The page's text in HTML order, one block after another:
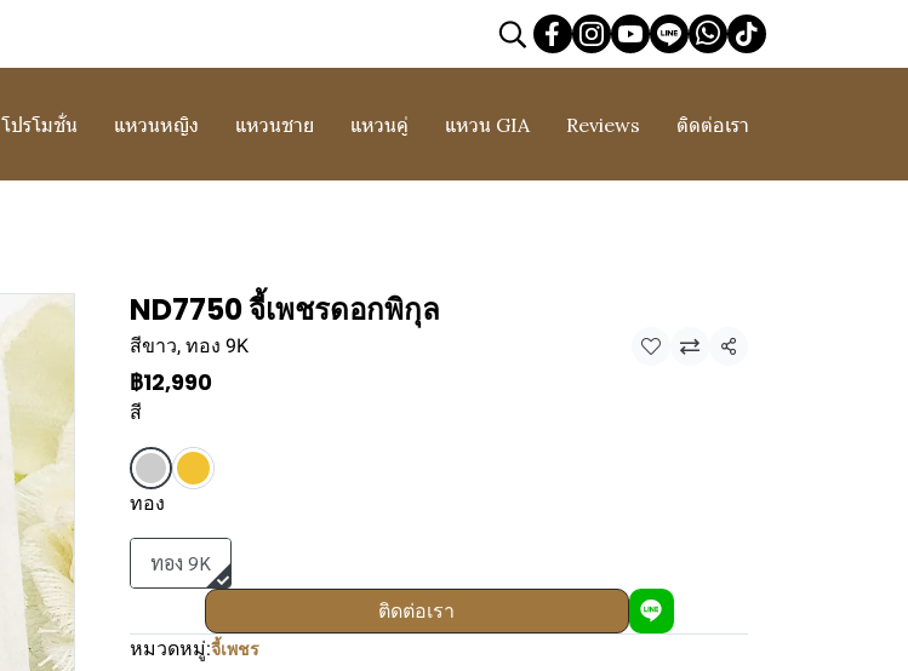
โปรโมชั่น แหวนหญิง แหวนชาย แหวนคู่ แหวน GIA Reviews ติดต่อเรา
ND7750 จี้เพชรดอกพิกุล
สีขาว, ทอง 9K แชร์
฿12,990
สี
ทอง
ทอง 9K
ติดต่อเรา
หมวดหมู่:จี้เพชร